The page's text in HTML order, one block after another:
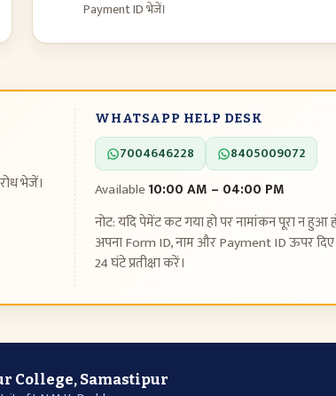
Payment ID भेजें।
भेजें।
WHATSAPP HELP DESK
7004646228 8405009072
Available10:00 AM – 04:00 PM
नोट: यदि पेमेंट कट गया हो पर नामांकन पूरा न हुआ
अपना Form ID, नाम और Payment ID ऊपर
24 घंटे प्रतीक्षा करें।
College, Samastipur